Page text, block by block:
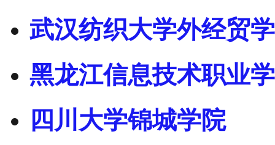
武汉纺织大学外经贸
黑龙江信息技术职业
四川大学锦城学院